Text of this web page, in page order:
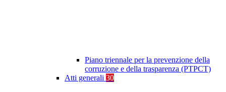
Piano triennale per la prevenzione della
corruzione e della trasparenza (PTPCT)
Atti generali 30